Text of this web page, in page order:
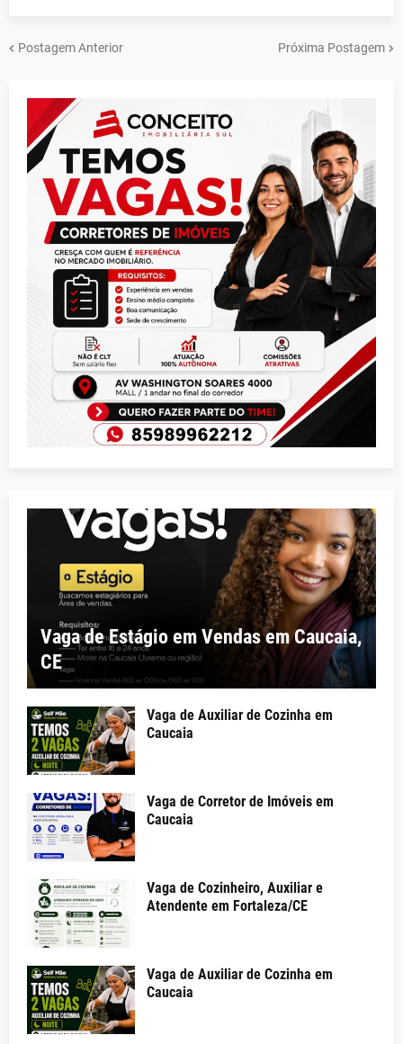
Postagem Anterior Próxima Postagem
Vaga de Estágio em Vendas em Caucaia,
CE
Vaga de Auxiliar de Cozinha em
Caucaia
Vaga de Corretor de Imóveis em
Caucaia
Vaga de Cozinheiro, Auxiliar e
Atendente em Fortaleza/CE
Vaga de Auxiliar de Cozinha em
Caucaia